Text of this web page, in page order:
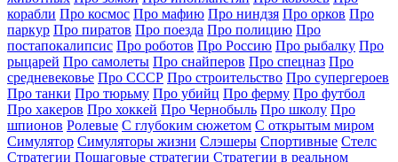
корабли Про космос Про мафию Про ниндзя Про орков Про
паркур Про пиратов Про поезда Про полицию Про
постапокалипсис Про роботов Про Россию Про рыбалку Про
рыцарей Про самолеты Про снайперов Про спецназ Про
средневековье Про СССР Про строительство Про супергероев
Про танки Про тюрьму Про убийц Про ферму Про футбол
Про хакеров Про хоккей Про Чернобыль Про школу Про
шпионов Ролевые С глубоким сюжетом С открытым миром
Симулятор Симуляторы жизни Слэшеры Спортивные Стелс
Стратегии Пошаговые стратегии Стратегии в реальном